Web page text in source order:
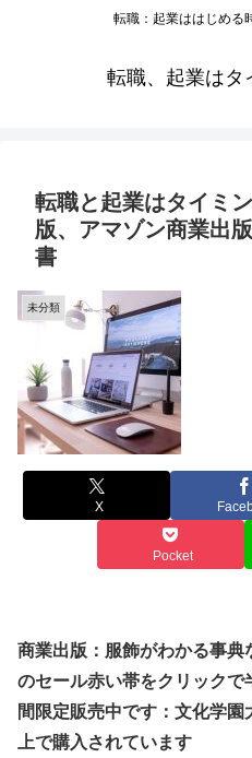
転職：起業ははじめる
転職、起業はタ
転職と起業はタイミ
版、アマゾン商業出
書
未分類
X
Pocket
商業出版：服飾がわかる事典
のセール赤い帯をクリックで
間限定販売中です：文化学園
上で購入されています